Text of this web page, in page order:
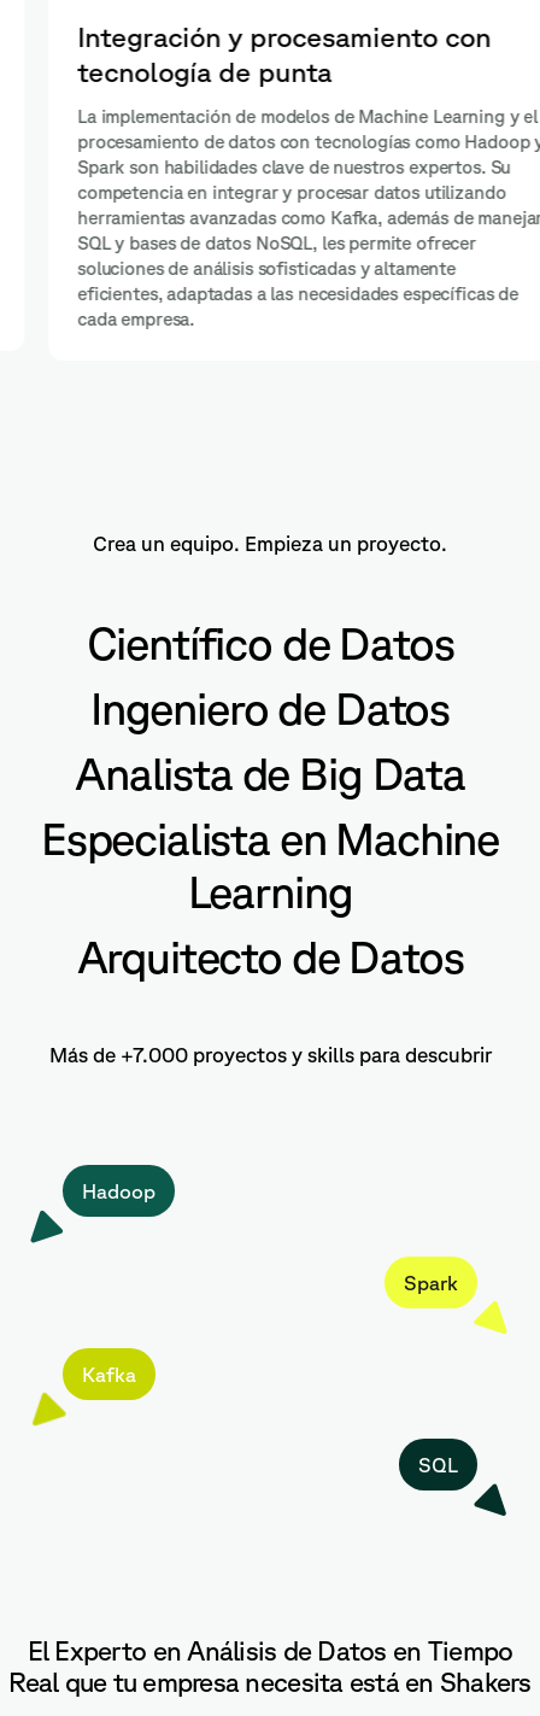
Integración y procesamiento con
tecnología de punta
La implementación de modelos de Machine Learning y el
procesamiento de datos con tecnologías como Hadoop y
Spark son habilidades clave de nuestros expertos. Su
competencia en integrar y procesar datos utilizando
herramientas avanzadas como Kafka, además de manejar
SQL y bases de datos NoSQL, les permite ofrecer
soluciones de análisis sofisticadas y altamente
eficientes, adaptadas a las necesidades específicas de
cada empresa.
Crea un equipo. Empieza un proyecto.
Científico de Datos
Ingeniero de Datos
Analista de Big Data
Especialista en Machine
Learning
Arquitecto de Datos
Más de +7.000 proyectos y skills para descubrir
Hadoop
Spark
Kafka
SQL
El Experto en Análisis de Datos en Tiempo
Real que tu empresa necesita está en Shakers